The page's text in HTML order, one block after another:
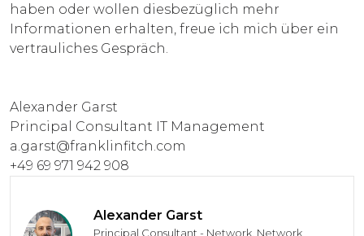
haben oder wollen diesbezüglich mehr
Informationen erhalten, freue ich mich über ein
vertrauliches Gespräch.
Alexander Garst
Principal Consultant IT Management
a.garst@franklinfitch.com
+49 69 971 942 908
Alexander Garst
Principal Consultant - Network, Network